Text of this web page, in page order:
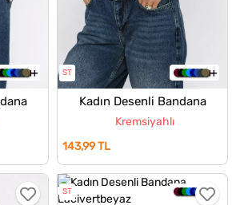
ST
Kadın Desenli Bandana
Kremsiyahlı
143,99 TL
ST